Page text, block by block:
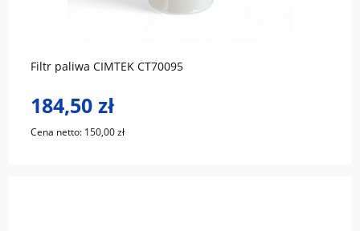
Filtr paliwa CIMTEK CT70095
184,50 zł
Cena netto: 150,00 zł